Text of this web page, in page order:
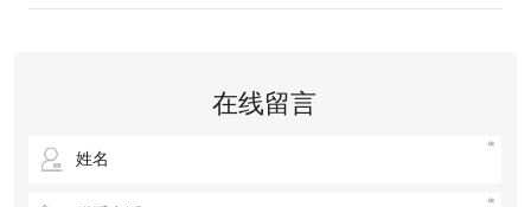
吃啥？冬天来了，
在线留言